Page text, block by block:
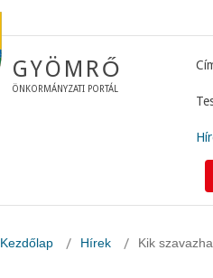
GYÖMRŐ
ÖNKORMÁNYZATI PORTÁL
Kezdőlap Hírek Kik